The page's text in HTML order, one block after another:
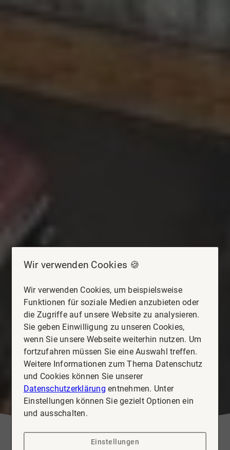
Wir verwenden Cookies 🍪
Wir verwenden Cookies, um beispielsweise
Funktionen für soziale Medien anzubieten oder
die Zugriffe auf unsere Website zu analysieren.
Sie geben Einwilligung zu unseren Cookies,
wenn Sie unsere Webseite weiterhin nutzen. Um
fortzufahren müssen Sie eine Auswahl treffen.
Weitere Informationen zum Thema Datenschutz
und Cookies können Sie unserer
Datenschutzerklärung entnehmen. Unter
Einstellungen können Sie gezielt Optionen ein
und ausschalten.
Einstellungen